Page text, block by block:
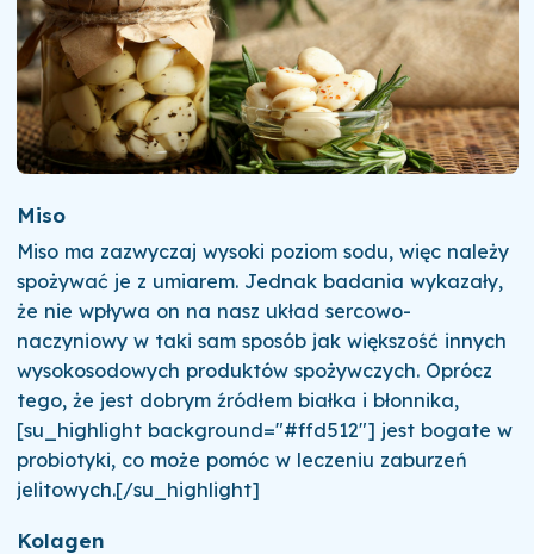
Miso
Miso ma zazwyczaj wysoki poziom sodu, więc należy
spożywać je z umiarem. Jednak badania wykazały,
że nie wpływa on na nasz układ sercowo-
naczyniowy w taki sam sposób jak większość innych
wysokosodowych produktów spożywczych. Oprócz
tego, że jest dobrym źródłem białka i błonnika,
[su_highlight background="#ffd512"] jest bogate w
probiotyki, co może pomóc w leczeniu zaburzeń
jelitowych.[/su_highlight]
Kolagen